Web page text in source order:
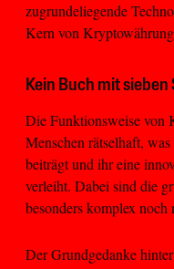
zugrundeliegende
Kern von
Kein Buch mit sieben
Die Funktionsweise von
Menschen rätselhaft,
beiträgt und ihr eine
verleiht. Dabei sind die
besonders komplex noch
Der Grundgedanke